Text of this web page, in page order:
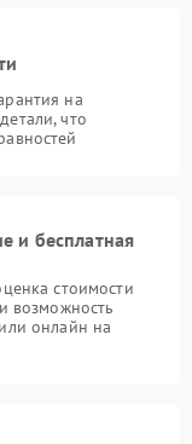
на
что
и бесплатная
стоимости
возможность
онлайн на